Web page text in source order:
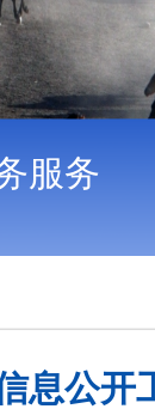
服务
息公开